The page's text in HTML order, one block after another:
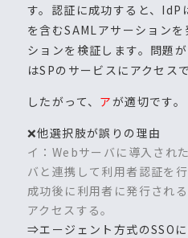
す。認証に成功すると、IdP
を含むSAMLアサーション
ションを検証します。問題
はSPのサービスにアクセス
したがって、 アが適切です。
❌他選択肢が誤りの理由
イ：Webサーバに導入され
バと連携して利用者認証を
成功後に利用者に発行され
アクセスする。
⇒エージェント方式のSSO